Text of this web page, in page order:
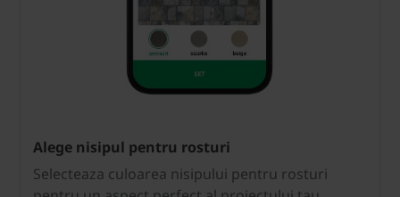
Alege nisipul pentru rosturi
Selecteaza culoarea nisipului pentru rosturi